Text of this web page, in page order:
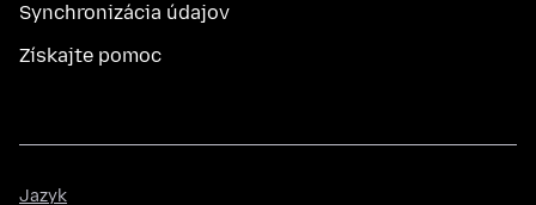
Synchronizácia údajov
Získajte pomoc
Jazyk